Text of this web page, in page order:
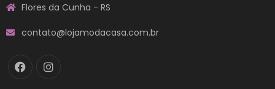
Flores da Cunha - RS
contato@lojamodacasa.com.br